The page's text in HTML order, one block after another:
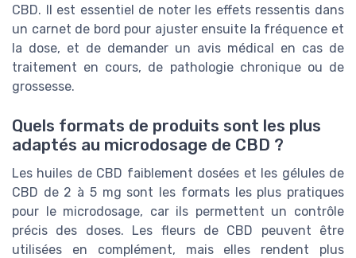
CBD. Il est essentiel de noter les effets ressentis dans
un carnet de bord pour ajuster ensuite la fréquence et
la dose, et de demander un avis médical en cas de
traitement en cours, de pathologie chronique ou de
grossesse.
Quels formats de produits sont les plus
adaptés au microdosage de CBD ?
Les huiles de CBD faiblement dosées et les gélules de
CBD de 2 à 5 mg sont les formats les plus pratiques
pour le microdosage, car ils permettent un contrôle
précis des doses. Les fleurs de CBD peuvent être
utilisées en complément, mais elles rendent plus